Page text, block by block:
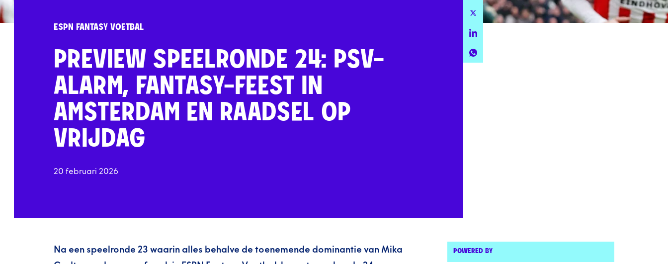
ESPN FANTASY VOETBAL
PREVIEW SPEELRONDE 24: PSV-
ALARM, FANTASY-FEEST IN
AMSTERDAM EN RAADSEL OP
VRIJDAG
20 februari 2026
Na een speelronde 23 waarin alles behalve de toenemende dominantie van Mika
POWERED BY